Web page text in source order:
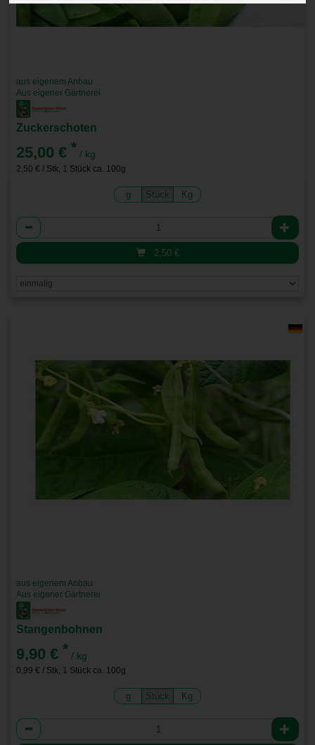
aus eigenem Anbau
Aus eigener Gärtnerei
Zuckerschoten
25,00 € * / kg
2,50 € / Stk, 1 Stück ca. 100g
g Stück Kg
Anzahl
2,50 €
aus eigenem Anbau
Aus eigener Gärtnerei
Stangenbohnen
9,90 € * / kg
0,99 € / Stk, 1 Stück ca. 100g
g Stück Kg
Anzahl